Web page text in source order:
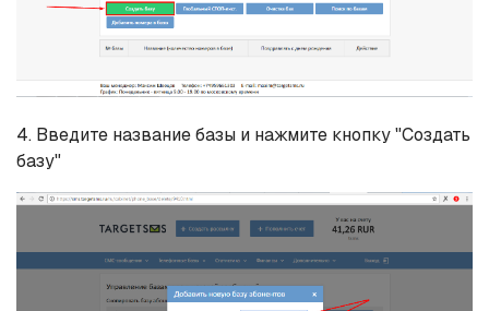
4. Введите название базы и нажмите кнопку "Создать
базу"